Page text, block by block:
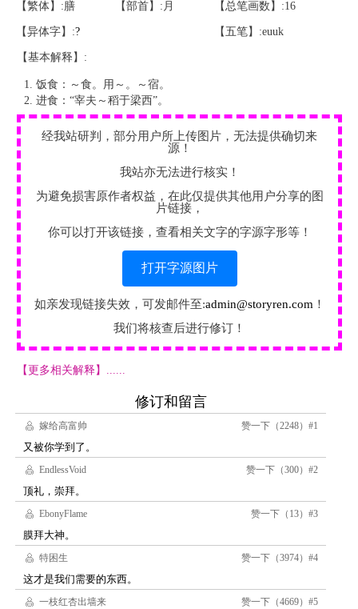
【繁体】:膳 【部首】:月 【总笔画数】:16
【异体字】:? 【五笔】:euuk
【基本解释】:
饭食：～食。用～。～宿。
进食：“宰夫～稻于梁西”。
经我站研判，部分用户所上传图片，无法提供确切来
源！
我站亦无法进行核实！
为避免损害原作者权益，在此仅提供其他用户分享的图
片链接，
你可以打开该链接，查看相关文字的字源字形等！
打开字源图片
如亲发现链接失效，可发邮件至:admin@storyren.com ！
我们将核查后进行修订！
【更多相关解释】......